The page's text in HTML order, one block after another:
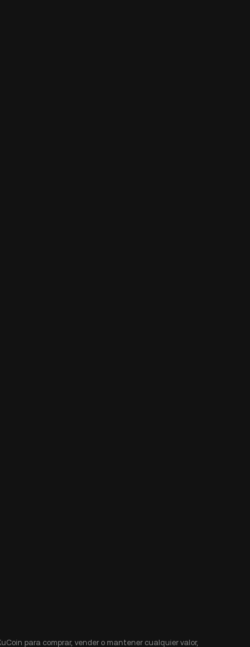
para comprar, vender o mantener cualquier valor,